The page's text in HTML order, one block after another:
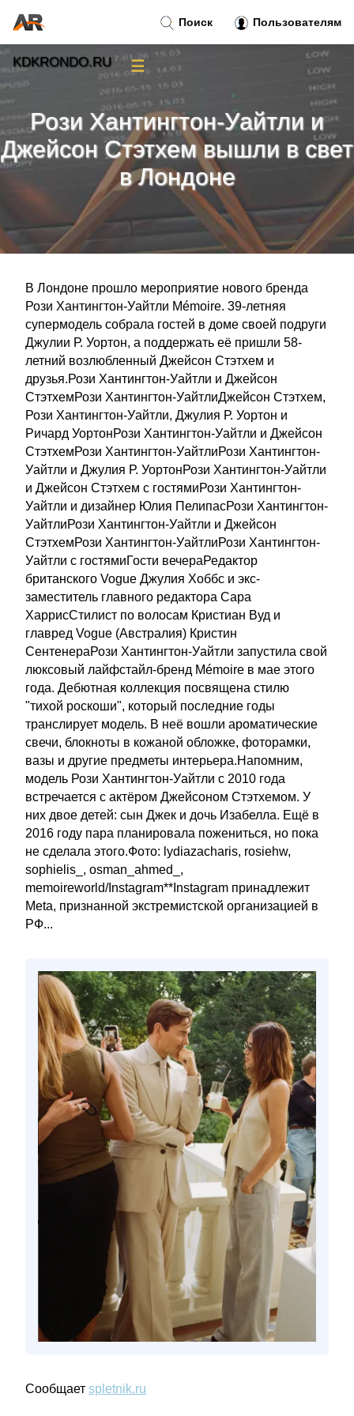
Рози Хантингтон-Уайтли и
Джейсон Стэтхем вышли в свет
в Лондоне
В Лондоне прошло мероприятие нового бренда
Рози Хантингтон-Уайтли Mémoire. 39-летняя
супермодель собрала гостей в доме своей подруги
Джулии Р. Уортон, а поддержать её пришли 58-
летний возлюбленный Джейсон Стэтхем и
друзья.Рози Хантингтон-Уайтли и Джейсон
СтэтхемРози Хантингтон-УайтлиДжейсон Стэтхем,
Рози Хантингтон-Уайтли, Джулия Р. Уортон и
Ричард УортонРози Хантингтон-Уайтли и Джейсон
СтэтхемРози Хантингтон-УайтлиРози Хантингтон-
Уайтли и Джулия Р. УортонРози Хантингтон-Уайтли
и Джейсон Стэтхем с гостямиРози Хантингтон-
Уайтли и дизайнер Юлия ПелипасРози Хантингтон-
УайтлиРози Хантингтон-Уайтли и Джейсон
СтэтхемРози Хантингтон-УайтлиРози Хантингтон-
Уайтли с гостямиГости вечераРедактор
британского Vogue Джулия Хоббс и экс-
заместитель главного редактора Сара
ХаррисСтилист по волосам Кристиан Вуд и
главред Vogue (Австралия) Кристин
СентенераРози Хантингтон-Уайтли запустила свой
люксовый лайфстайл-бренд Mémoire в мае этого
года. Дебютная коллекция посвящена стилю
"тихой роскоши", который последние годы
транслирует модель. В неё вошли ароматические
свечи, блокноты в кожаной обложке, фоторамки,
вазы и другие предметы интерьера.Напомним,
модель Рози Хантингтон-Уайтли с 2010 года
встречается с актёром Джейсоном Стэтхемом. У
них двое детей: сын Джек и дочь Изабелла. Ещё в
2016 году пара планировала пожениться, но пока
не сделала этого.Фото: lydiazacharis, rosiehw,
sophielis_, osman_ahmed_,
memoireworld/Instagram**Instagram принадлежит
Meta, признанной экстремистской организацией в
РФ...
Сообщает spletnik.ru
Поиск Пользователям
KDKRONDO.RU ☰
Тренды новостей »
Правила»